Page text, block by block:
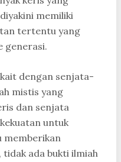
memiliki
tertentu yang
generasi.
dengan senjata-
mistis yang
dan senjata
untuk
memberikan
ada bukti ilmiah